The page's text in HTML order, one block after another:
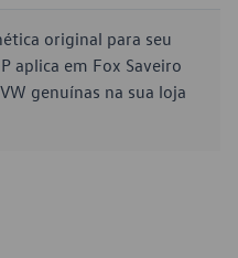
original para seu
aplica em Fox Saveiro
genuínas na sua loja